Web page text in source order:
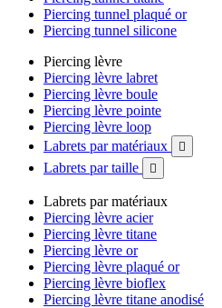
Piercing tunnel plaqué or
Piercing tunnel silicone
Piercing lèvre
Piercing lèvre labret
Piercing lèvre boule
Piercing lèvre pointe
Piercing lèvre loop
Labrets par matériaux

Labrets par taille 
Labrets par matériaux
Piercing lèvre acier
Piercing lèvre titane
Piercing lèvre or
Piercing lèvre plaqué or
Piercing lèvre bioflex
Piercing lèvre titane anodisé